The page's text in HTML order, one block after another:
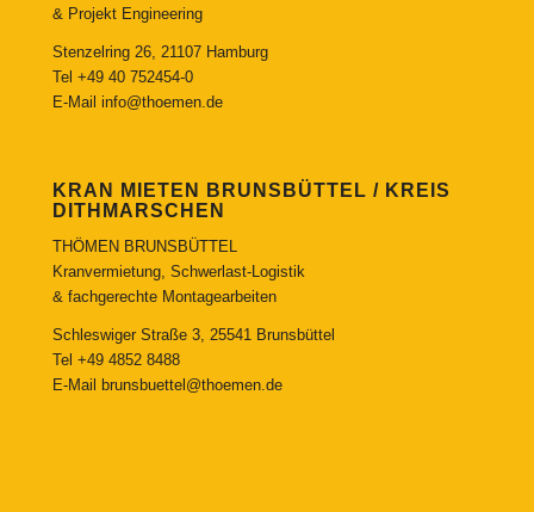
& Projekt Engineering
Stenzelring 26, 21107 Hamburg
Tel +49 40 752454-0
E-Mail info@thoemen.de
KRAN MIETEN BRUNSBÜTTEL / KREIS
DITHMARSCHEN
THÖMEN BRUNSBÜTTEL
Kranvermietung, Schwerlast-Logistik
& fachgerechte Montagearbeiten
Schleswiger Straße 3, 25541 Brunsbüttel
Tel +49 4852 8488
E-Mail
brunsbuettel@thoemen.de